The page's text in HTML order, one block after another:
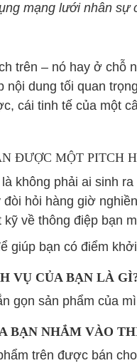
mạng lưới nhân sự
trên – nó hay ở chỗ
nội dung tối quan
cái tinh tế của một
ĐƯỢC MỘT PITCH
không phải ai sinh
đòi hỏi hàng giờ
kỹ về thông điệp bạn
giúp bạn có điểm
VỤ CỦA BẠN LÀ
gọn sản phẩm của
BẠN NHẮM VÀO
trên được bán